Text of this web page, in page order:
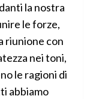
la nostra
le forze,
riunione con
nei toni,
le ragioni di
abbiamo